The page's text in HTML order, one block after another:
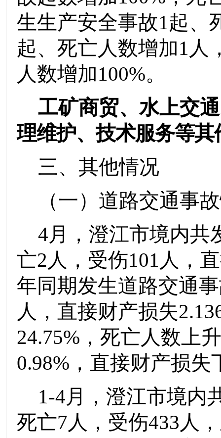
生生产安全事故1起、
起、死亡人数增加1 人
人数增加100%。
工矿商贸、水上交
理维护、技术服务等其
三、 其他情况
（一）道路交通事
4月
，澄江市境内
亡2人 ，受伤101 人，
年同期发生道路交通
人，直接财产损失
24.75% ，死亡人数 上升
0.98% ，直接财产损失
1-4月
，澄江市境内
死亡7人 ， 受伤433人 ，